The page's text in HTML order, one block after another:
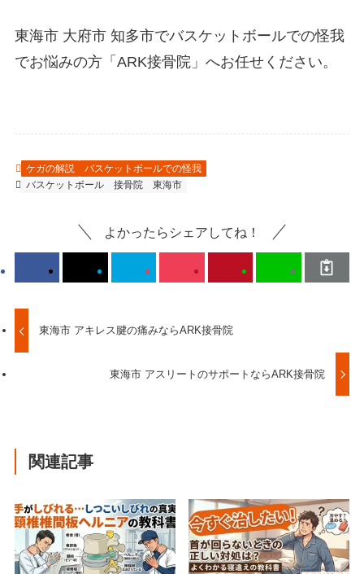
東海市 大府市 知多市でバスケットボールでの怪我
でお悩みの方「ARK接骨院」へお任せください。
ケガの解説
バスケットボールでの怪我
バスケットボール
接骨院 東海市
よかったらシェアしてね！
東海市 アキレス腱の痛みならARK接骨院
東海市 アスリートのサポートならARK接骨院
関連記事